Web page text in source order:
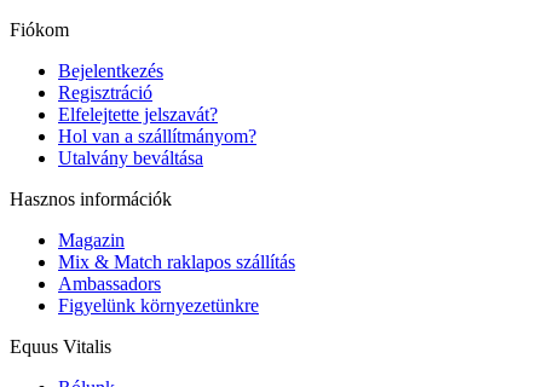
Fiókom
Bejelentkezés
Regisztráció
Elfelejtette jelszavát?
Hol van a szállítmányom?
Utalvány beváltása
Hasznos információk
Magazin
Mix & Match raklapos szállítás
Ambassadors
Figyelünk környezetünkre
Equus Vitalis